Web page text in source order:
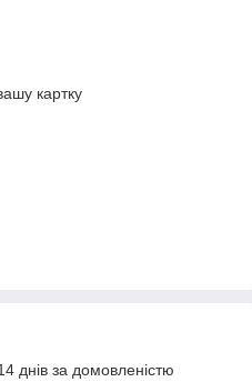
картку
днів за домовленістю